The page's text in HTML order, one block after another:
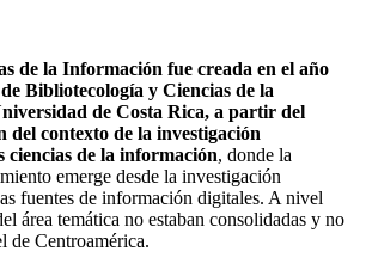
de la Información fue creada en el año
Bibliotecología y Ciencias de la
de Costa Rica, a partir del
del contexto de la investigación
ciencias de la información, donde la
emerge desde la investigación
fuentes de información digitales. A nivel
área temática no estaban consolidadas y no
de Centroamérica.